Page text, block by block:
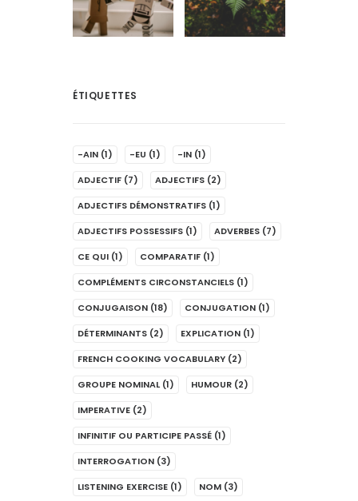
ÉTIQUETTES
-AIN (1) -EU (1) -IN (1)
ADJECTIF (7) ADJECTIFS (2)
ADJECTIFS DÉMONSTRATIFS (1)
ADJECTIFS POSSESSIFS (1) ADVERBES (7)
CE QUI (1) COMPARATIF (1)
COMPLÉMENTS CIRCONSTANCIELS (1)
CONJUGAISON (18) CONJUGATION (1)
DÉTERMINANTS (2) EXPLICATION (1)
FRENCH COOKING VOCABULARY (2)
GROUPE NOMINAL (1) HUMOUR (2)
IMPERATIVE (2)
INFINITIF OU PARTICIPE PASSÉ (1)
INTERROGATION (3)
LISTENING EXERCISE (1) NOM (3)